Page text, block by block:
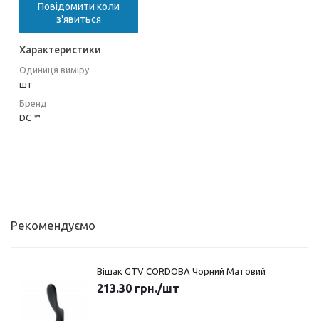
Повідомити коли
з'явиться
Характеристики
Одиниця виміру
шт
Бренд
DC ™
Рекомендуємо
Вішак GTV CORDOBA Чорний Матовий
213.30 грн./шт